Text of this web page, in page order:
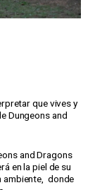
que vives y
Dungeons and
and Dragons
en la piel de su
ambiente, donde